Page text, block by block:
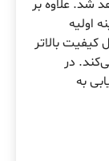
شد. علاوه بر
اولیه
بالاتر
در
به